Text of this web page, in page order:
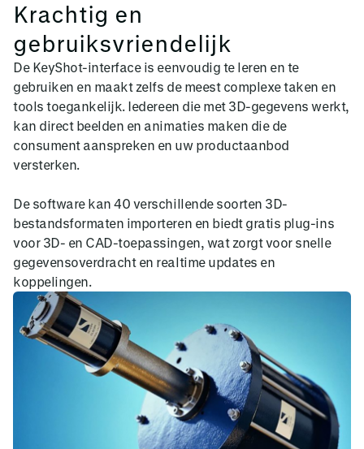
Krachtig en
gebruiksvriendelijk
De KeyShot-interface is eenvoudig te leren en te
gebruiken en maakt zelfs de meest complexe taken en
tools toegankelijk. Iedereen die met 3D-gegevens werkt,
kan direct beelden en animaties maken die de
consument aanspreken en uw productaanbod
versterken.
De software kan 40 verschillende soorten 3D-
bestandsformaten importeren en biedt gratis plug-ins
voor 3D- en CAD-toepassingen, wat zorgt voor snelle
gegevensoverdracht en realtime updates en
koppelingen.